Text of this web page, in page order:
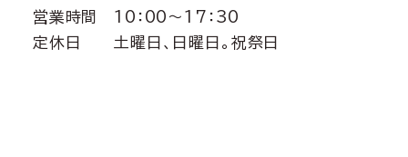
営業時間 10：00～17：30
定休日 土曜日、日曜日。祝祭日